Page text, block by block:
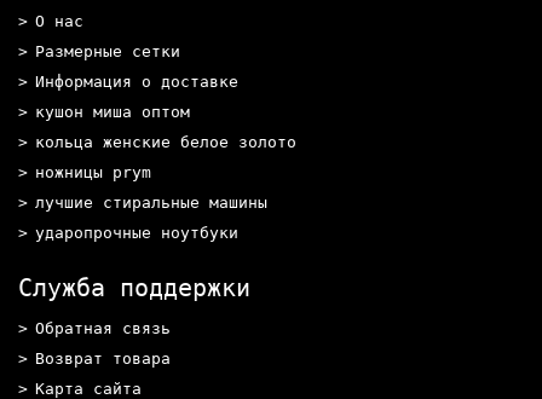
О нас
Размерные сетки
Информация о доставке
кушон миша оптом
кольца женские белое золото
ножницы prym
лучшие стиральные машины
ударопрочные ноутбуки
Служба поддержки
Обратная связь
Возврат товара
Карта сайта